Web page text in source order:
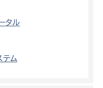
タル
テム